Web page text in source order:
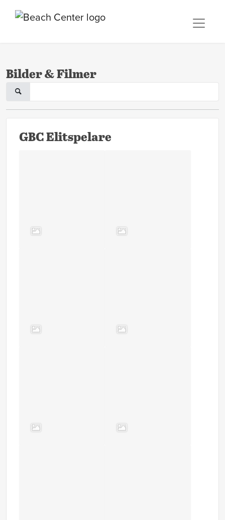
Bilder & Filmer
GBC Elitspelare